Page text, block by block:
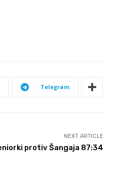
Telegram
NEXT ARTICLE
protiv Šangaja 87:34